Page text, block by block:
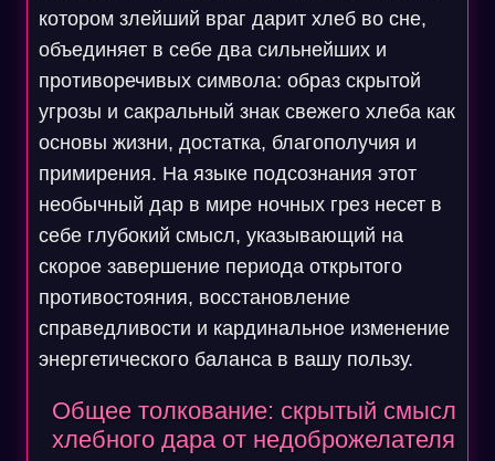
котором злейший враг дарит хлеб во сне,
объединяет в себе два сильнейших и
противоречивых символа: образ скрытой
угрозы и сакральный знак свежего хлеба как
основы жизни, достатка, благополучия и
примирения. На языке подсознания этот
необычный дар в мире ночных грез несет в
себе глубокий смысл, указывающий на
скорое завершение периода открытого
противостояния, восстановление
справедливости и кардинальное изменение
энергетического баланса в вашу пользу.
Общее толкование: скрытый смысл
хлебного дара от недоброжелателя